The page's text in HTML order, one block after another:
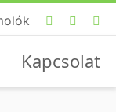
Kapcsolat